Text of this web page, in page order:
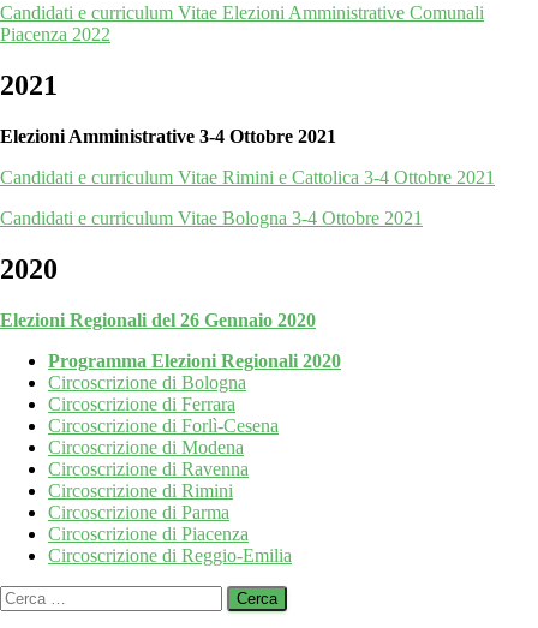
Candidati e curriculum Vitae Elezioni Amministrative Comunali
Piacenza 2022
2021
Elezioni Amministrative 3-4 Ottobre 2021
Candidati e curriculum Vitae Rimini e Cattolica 3-4 Ottobre 2021
Candidati e curriculum Vitae Bologna 3-4 Ottobre 2021
2020
Elezioni Regionali del 26 Gennaio 2020
Programma Elezioni Regionali 2020
Circoscrizione di Bologna
Circoscrizione di Ferrara
Circoscrizione di Forlì-Cesena
Circoscrizione di Modena
Circoscrizione di Ravenna
Circoscrizione di Rimini
Circoscrizione di Parma
Circoscrizione di Piacenza
Circoscrizione di Reggio-Emilia
Ricerca
per: